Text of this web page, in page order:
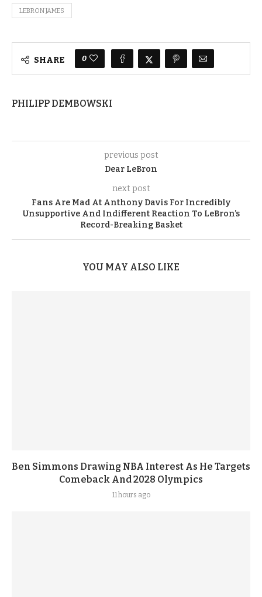
LEBRON JAMES
SHARE 0
PHILIPP DEMBOWSKI
previous post
Dear LeBron
next post
Fans Are Mad At Anthony Davis For Incredibly
Unsupportive And Indifferent Reaction To LeBron’s
Record-Breaking Basket
YOU MAY ALSO LIKE
Ben Simmons Drawing NBA Interest As He Targets
Comeback And 2028 Olympics
11 hours ago